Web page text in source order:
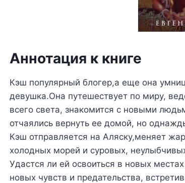
Аннотация к книге
Кэш популярный блогер,а еще она
девушка.Она путешествует по миру,
всего света, знакомится с новыми
отчаялись вернуть ее домой, но
Кэш отправляется на Аляску,меняет
холодных морей и суровых,
Удастся ли ей освоиться в новых
новых чувств и предательства,